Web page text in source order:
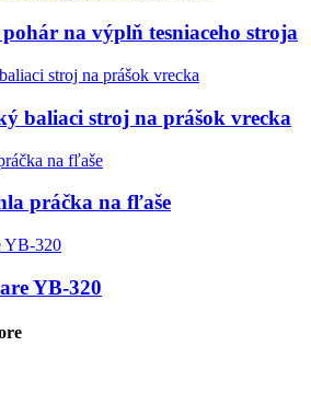
na výplň tesniaceho stroja
baliaci stroj na prášok vrecka
práčka na fľaše
YB-320